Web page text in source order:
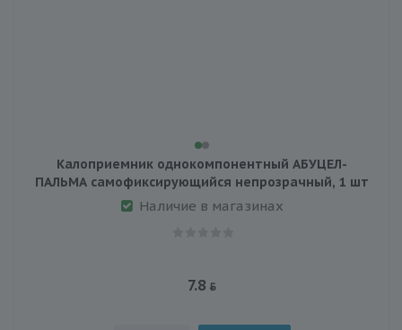
Калоприемник однокомпонентный АБУЦЕЛ-
ПАЛЬМА самофиксирующийся непрозрачный, 1 шт
Наличие в магазинах
7.8